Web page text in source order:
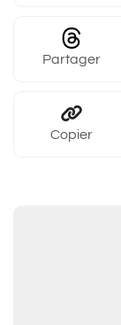
Partager
Copier